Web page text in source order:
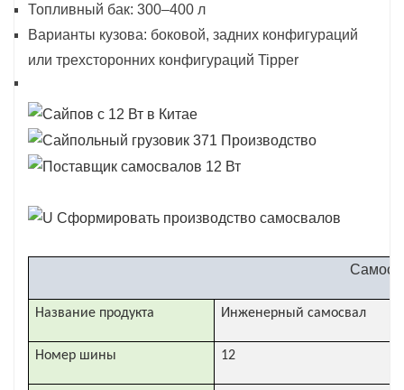
Топливный бак: 300–400 л
Варианты кузова: боковой, задних конфигураций
или трехсторонних конфигураций Tipper
Название продукта Инженерный самосвал
Номер шины 12